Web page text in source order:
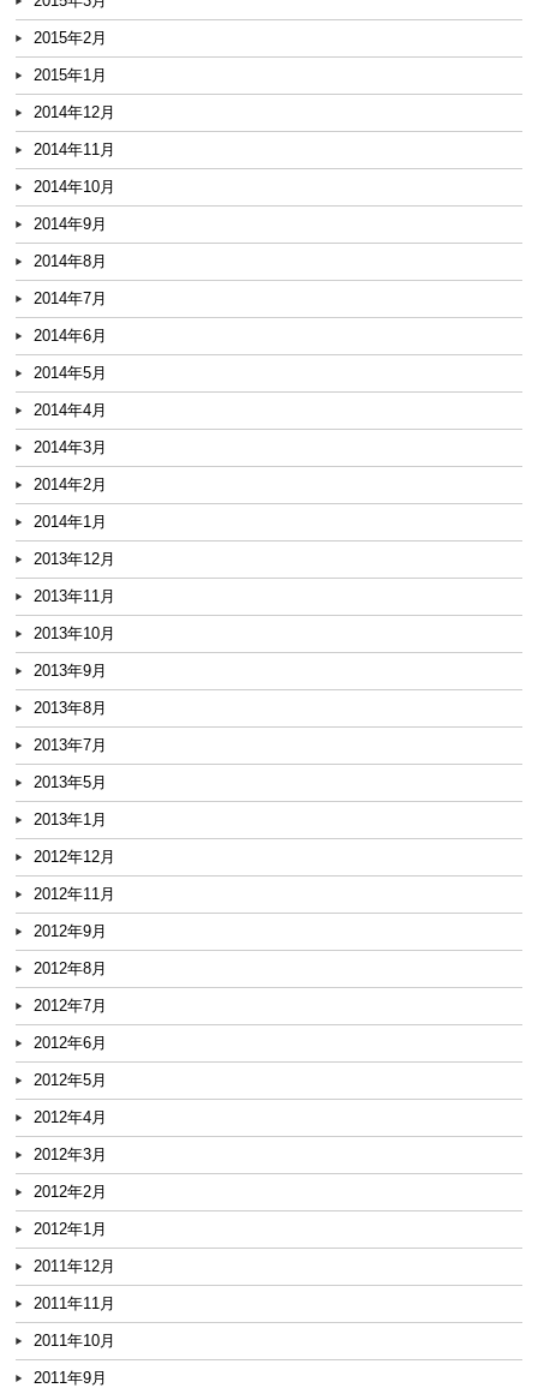
2015年2月
2015年1月
2014年12月
2014年11月
2014年10月
2014年9月
2014年8月
2014年7月
2014年6月
2014年5月
2014年4月
2014年3月
2014年2月
2014年1月
2013年12月
2013年11月
2013年10月
2013年9月
2013年8月
2013年7月
2013年5月
2013年1月
2012年12月
2012年11月
2012年9月
2012年8月
2012年7月
2012年6月
2012年5月
2012年4月
2012年3月
2012年2月
2012年1月
2011年12月
2011年11月
2011年10月
2011年9月